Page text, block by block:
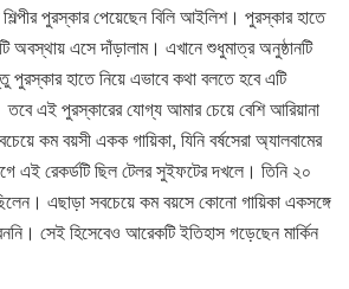
পুরস্কার পেয়েছেন বিলি আইলিশ। পুরস্কার হাতে
এসে দাঁড়ালাম। এখানে শুধুমাত্র অনুষ্ঠানটি
হাতে নিয়ে এভাবে কথা বলতে হবে এটি
এই পুরস্কারের যোগ্য আমার চেয়ে বেশি আরিয়ানা
কম বয়সী একক গায়িকা, যিনি বর্ষসেরা অ্যালবামের
এই রেকর্ডটি ছিল টেলর সুইফটের দখলে। তিনি ২০
এছাড়া সবচেয়ে কম বয়সে কোনো গায়িকা একসঙ্গে
সেই হিসেবেও আরেকটি ইতিহাস গড়েছেন মার্কিন